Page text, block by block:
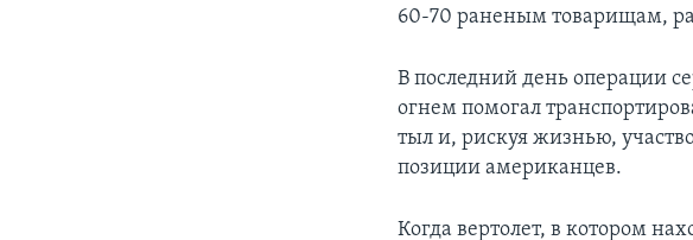
60-70 раненым товарищам,
В последний день операции
огнем помогал
тыл и, рискуя жизнью,
позиции американцев.
Когда вертолет, в котором